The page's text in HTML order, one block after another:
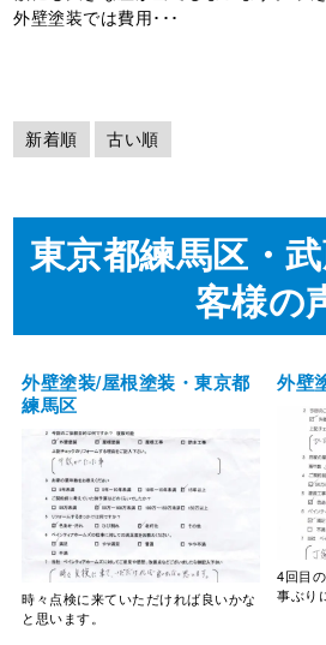
外壁塗装では費用･･･
新着順 古い順
東京都練馬区・
客様の
外壁塗装/屋根塗装・東京都
練馬区
時々点検に来ていただければ良いかな
と思います。
外壁
4回目
事ぶり